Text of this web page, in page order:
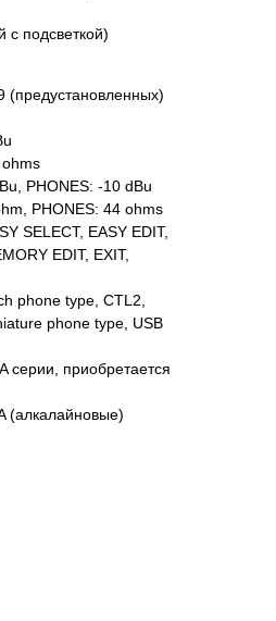
подсветкой)
(предустановленных)
PHONES: -10 dBu
PHONES: 44 ohms
SELECT, EASY EDIT,
EDIT, EXIT,
phone type, CTL2,
phone type, USB
серии, приобретается
(алкалайновые)